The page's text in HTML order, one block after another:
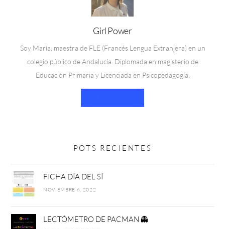
Girl Power
Soy María, maestra de FLE (Francés Lengua Extranjera) en un
colegio público de Andalucía. Diplomada en magisterio de
Educación Primaria y Licenciada en Psicopedagogía.
POTS RECIENTES
FICHA DÍA DEL SÍ
NOVIEMBRE 6, 2022
LECTÓMETRO DE PACMAN 👻